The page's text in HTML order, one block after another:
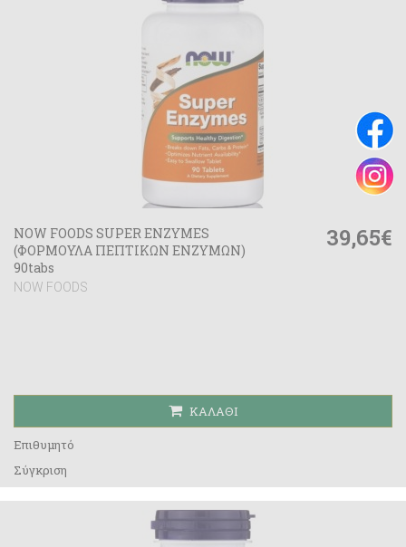
NOW FOODS SUPER ENZYMES
(ΦΟΡΜΟΥΛΑ ΠΕΠΤΙΚΩΝ ΕΝΖΥΜΩΝ)
90tabs
NOW FOODS
39,65€
ΚΑΛΆΘΙ
Επιθυμητό
Σύγκριση